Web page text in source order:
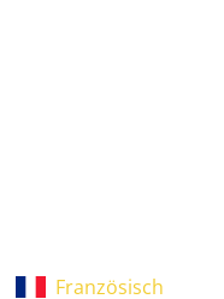
Französisch